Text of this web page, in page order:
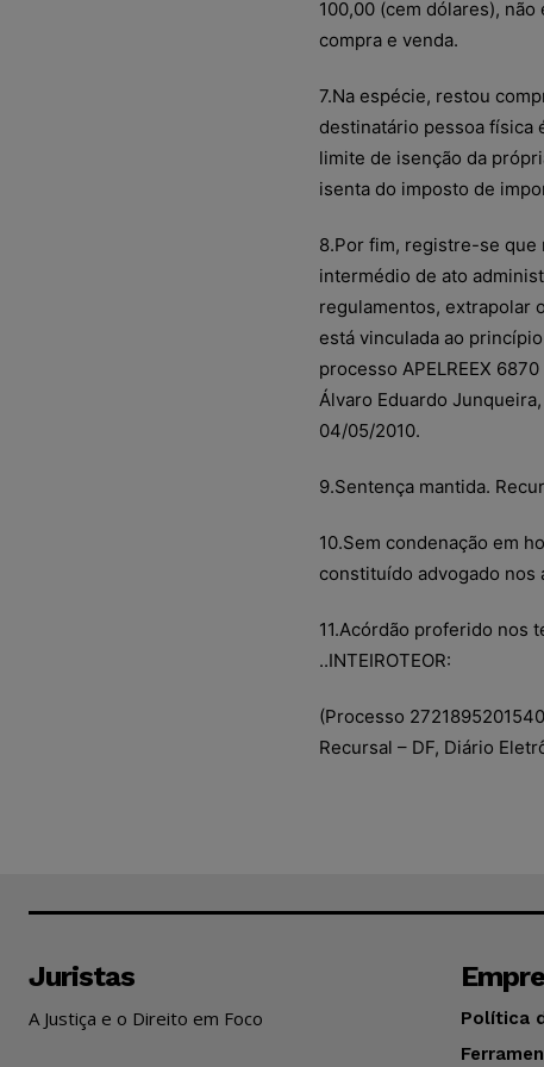
100,00 (cem dólares),
compra e venda.
7.Na espécie, restou
destinatário pessoa física
limite de isenção da
isenta do imposto de
8.Por fim, registre-se que
intermédio de ato
regulamentos, extrapolar
está vinculada ao
processo APELREEX
Álvaro Eduardo
04/05/2010.
9.Sentença mantida.
10.Sem condenação em
constituído advogado nos
11.Acórdão proferido nos
..INTEIROTEOR:
(Processo
Recursal – DF, Diário
Juristas
A Justiça e o Direito em Foco
Política